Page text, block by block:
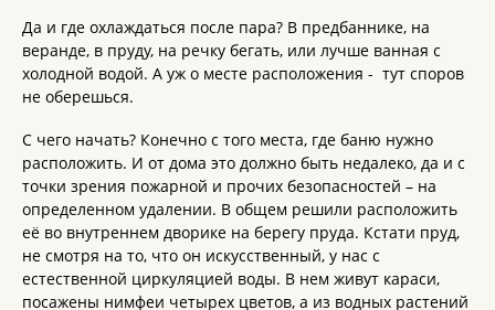
Да и где охлаждаться после пара? В предбаннике, на
веранде, в пруду, на речку бегать, или лучше ванная с
холодной водой. А уж о месте расположения - тут споров
не оберешься.
С чего начать? Конечно с того места, где баню нужно
расположить. И от дома это должно быть недалеко, да и с
точки зрения пожарной и прочих безопасностей – на
определенном удалении. В общем решили расположить
её во внутреннем дворике на берегу пруда. Кстати пруд,
не смотря на то, что он искусственный, у нас с
естественной циркуляцией воды. В нем живут караси,
посажены нимфеи четырех цветов, а из водных растений